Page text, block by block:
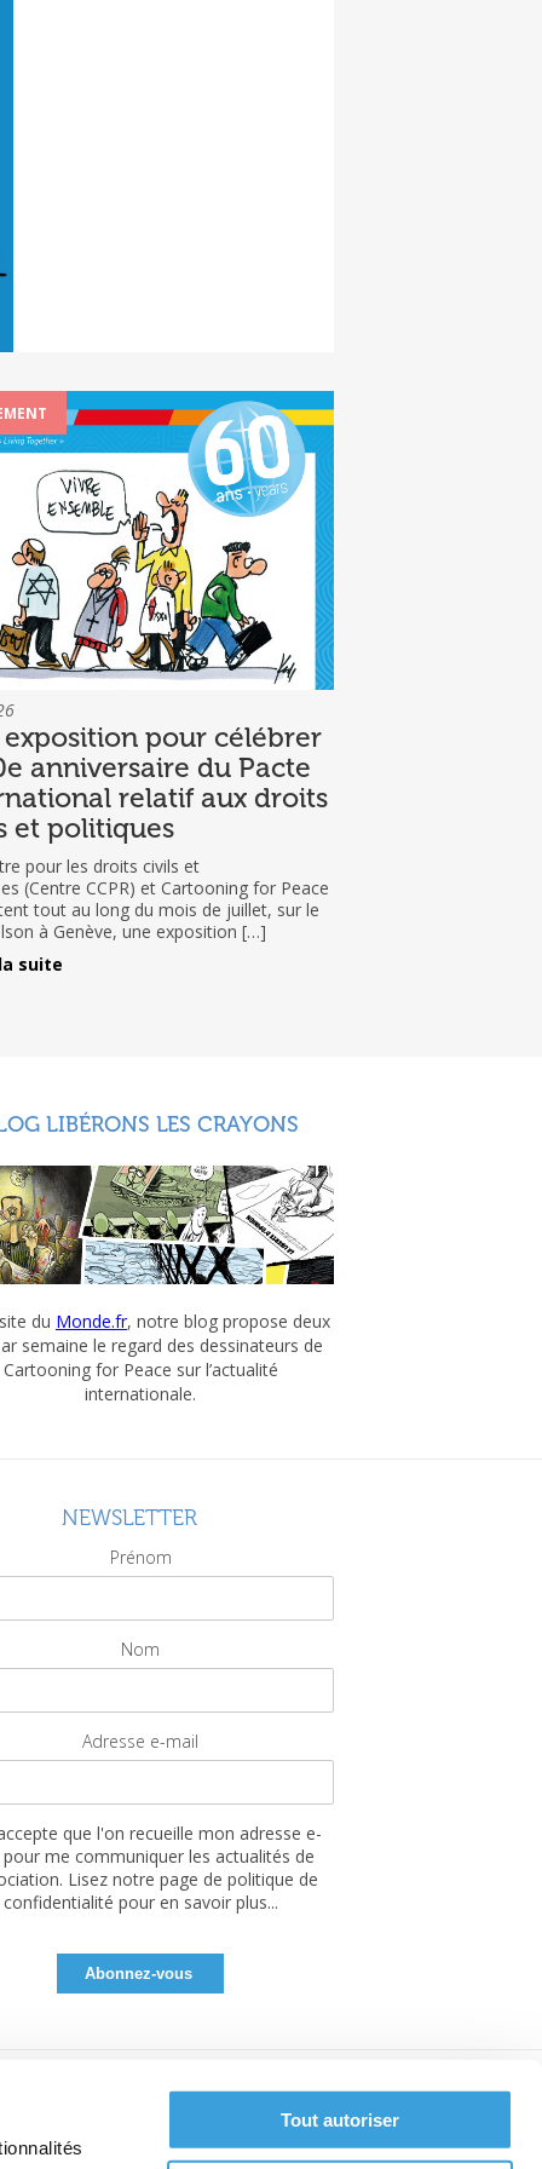
Tout autoriser
pour célébrer
anniversaire du Pacte
relatif aux droits
et politiques
pour les droits civils et
(Centre CCPR) et Cartooning for Peace
tout au long du mois de juillet, sur le
à Genève, une exposition […]
suite
LIBÉRONS LES CRAYONS
du Monde.fr, notre blog propose deux
semaine le regard des dessinateurs de
Cartooning for Peace sur l’actualité
internationale.
NEWSLETTER
Prénom
Nom
Adresse e-mail
que l'on recueille mon adresse e-
me communiquer les actualités de
Lisez notre page de politique de
confidentialité pour en savoir plus...